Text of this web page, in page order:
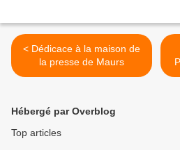
< Dédicace à la maison de
la presse de Maurs
Hébergé par Overblog
Top articles